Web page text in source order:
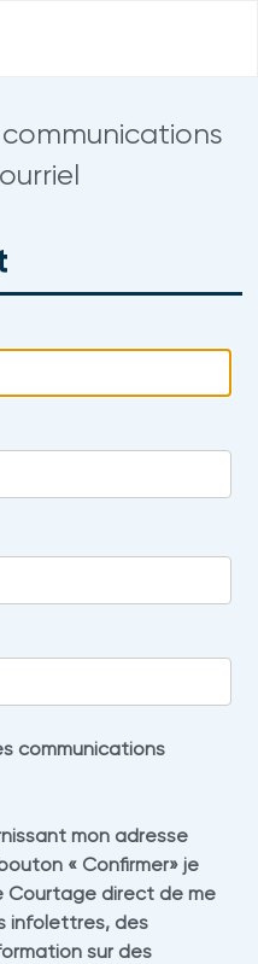
communications
mon adresse
« Confirmer» je
Courtage direct de me
infolettres, des
sur des